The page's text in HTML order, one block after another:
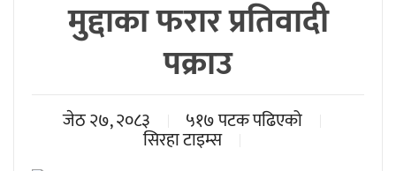
मुद्दाका फरार प्रतिवादी
पक्राउ
जेठ २७, २०८३ ५१७ पटक पढिएको
सिरहा टाइम्स